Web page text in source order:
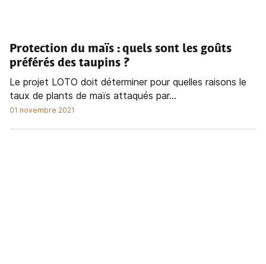
Protection du maïs : quels sont les goûts
préférés des taupins ?
Le projet LOTO doit déterminer pour quelles raisons le
taux de plants de maïs attaqués par...
01 novembre 2021